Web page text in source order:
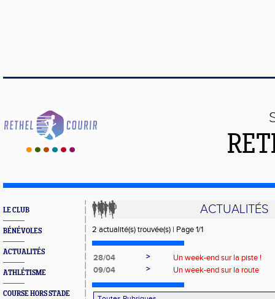
LE CLUB
BÉNÉVOLES
ACTUALITÉS
ATHLÉTISME
COURSE HORS STADE
ACTUALITÉS
2 actualité(s) trouvée(s) | Page 1/1
28/04 >
Un week-end sur la piste !
09/04
> Un week-end sur la route